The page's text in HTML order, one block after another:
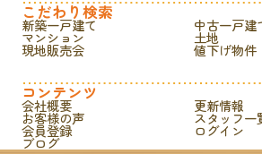
こだわり検索
新築一戸建て 中古一戸建
マンション 土地
現地販売会 値下げ物件
コンテンツ
会社概要 更新情報
お客様の声 スタッフ一
会員登録 ログイン
ブログ